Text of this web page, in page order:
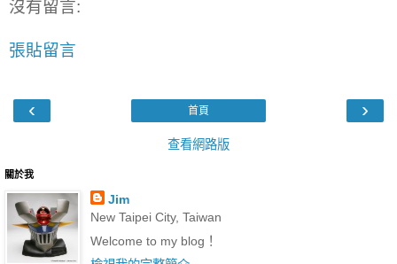
沒有留言:
張貼留言
‹ ›
首頁
查看網路版
關於我
Jim
New Taipei City, Taiwan
Welcome to my blog！